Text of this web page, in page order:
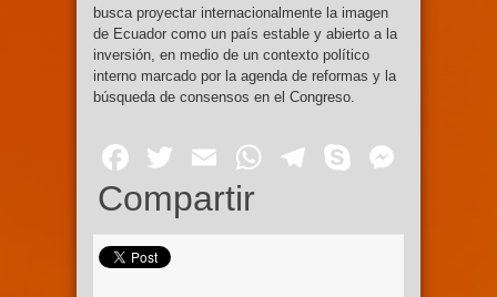
busca proyectar internacionalmente la imagen
de Ecuador como un país estable y abierto a la
inversión, en medio de un contexto político
interno marcado por la agenda de reformas y la
búsqueda de consensos en el Congreso.
Facebook
Twitter
EmailWhatsApp
Telegram
Skype
Compartir